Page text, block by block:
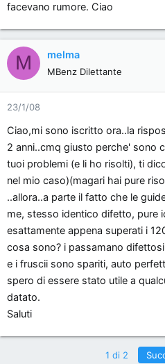
Ale
facevano rumore. Ciao
M melma
MBenz Dilettante
23/1/08
Ciao,mi sono iscritto ora..la
2 anni..cmq giusto perche' sono
tuoi problemi (e li ho risolti), ti
nel mio caso)(magari hai pure
..allora..a parte il fatto che le
me, stesso identico difetto, pure
esattamente appena superati i
cosa sono? i passamano
e i fruscii sono spariti, auto
spero di essere stato utile a
datato.
Saluti
1 di 2